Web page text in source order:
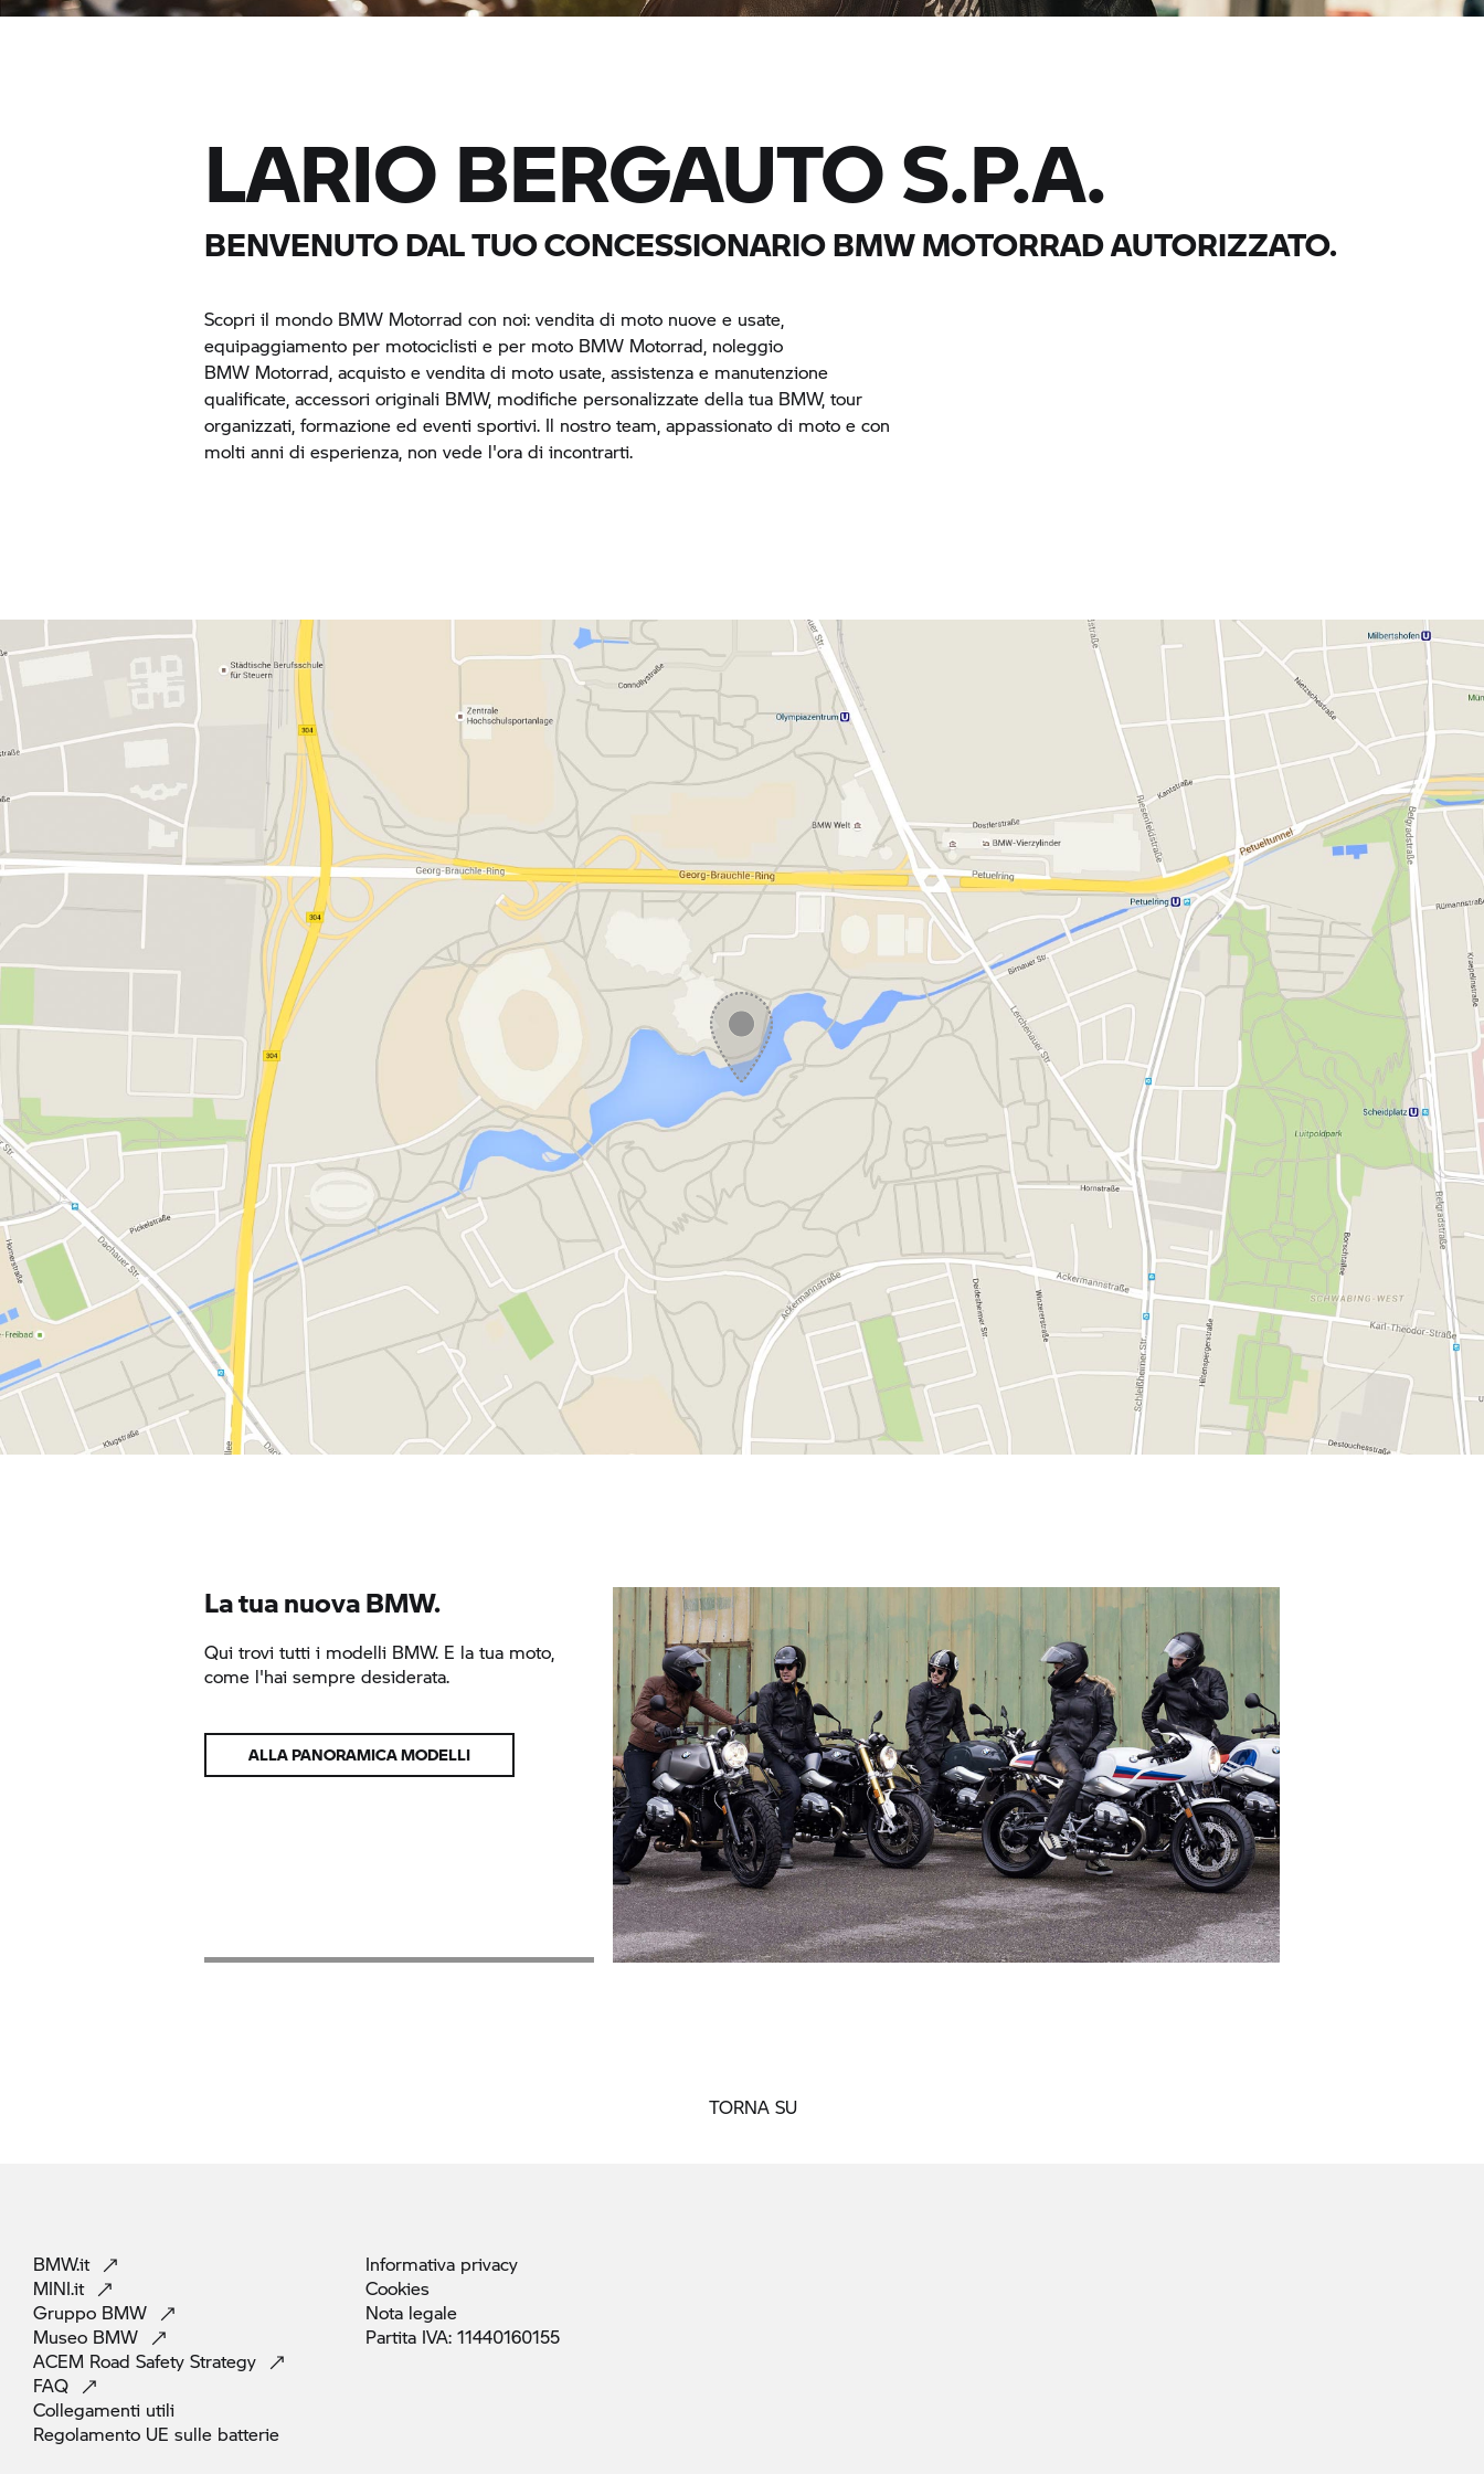
LARIO BERGAUTO S.P.A.
BENVENUTO DAL TUO CONCESSIONARIOBMW MOTORRADAUTORIZZATO.
Scopri il mondo BMW Motorrad con noi: vendita di moto nuove e usate,
equipaggiamento per motociclisti e per moto BMW Motorrad, noleggio
BMW Motorrad, acquisto e vendita di moto usate, assistenza e manutenzione
qualificate, accessori originali BMW, modifiche personalizzate della tua BMW, tour
organizzati, formazione ed eventi sportivi. Il nostro team, appassionato di moto e con
molti anni di esperienza, non vede l'ora di incontrarti.
La tua nuova BMW.
Qui trovi tutti i modelli BMW. E la tua moto,
come l'hai sempre desiderata.
ALLA PANORAMICA MODELLI
TORNA SU
BMW.it
MINI.it
Gruppo BMW
Museo BMW
ACEM Road Safety Strategy
FAQ
Collegamenti utili
Regolamento UE sulle batterie
Informativa privacy
Cookies
Nota legale
Partita IVA: 11440160155